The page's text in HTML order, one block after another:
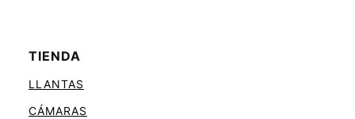
TIENDA
LLANTAS
CÁMARAS